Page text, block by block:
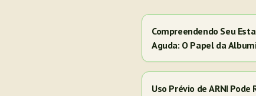
Compreendendo Seu
Aguda: O Papel da
Uso Prévio de ARNI